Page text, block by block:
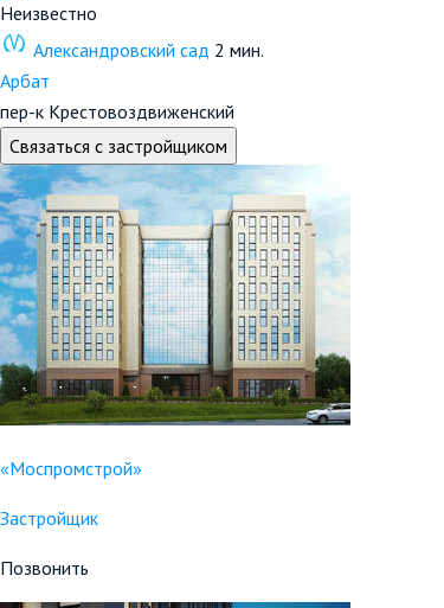
Неизвестно
Александровский сад 2 мин.
Арбат
пер-к Крестовоздвиженский
Связаться с застройщиком
«Моспромстрой»
Застройщик
Позвонить